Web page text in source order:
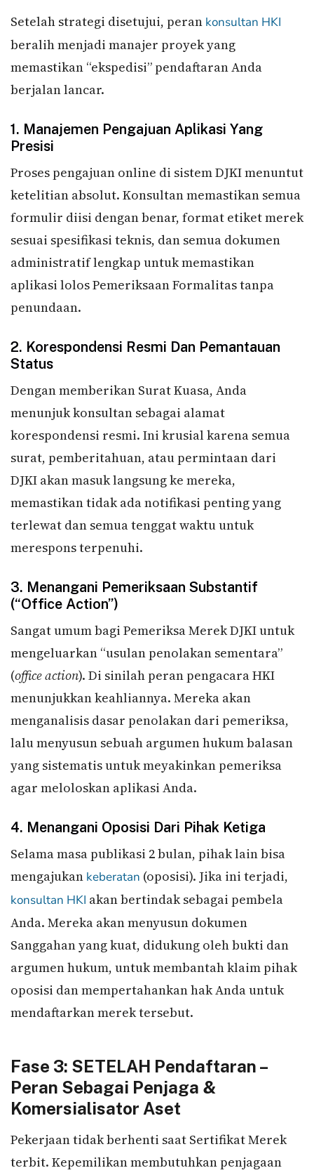
Setelah strategi disetujui, peran konsultan HKI
beralih menjadi manajer proyek yang
memastikan “ekspedisi” pendaftaran Anda
berjalan lancar.
1. Manajemen Pengajuan Aplikasi Yang
Presisi
Proses pengajuan online di sistem DJKI menuntut
ketelitian absolut. Konsultan memastikan semua
formulir diisi dengan benar, format etiket merek
sesuai spesifikasi teknis, dan semua dokumen
administratif lengkap untuk memastikan
aplikasi lolos Pemeriksaan Formalitas tanpa
penundaan.
2. Korespondensi Resmi Dan Pemantauan
Status
Dengan memberikan Surat Kuasa, Anda
menunjuk konsultan sebagai alamat
korespondensi resmi. Ini krusial karena semua
surat, pemberitahuan, atau permintaan dari
DJKI akan masuk langsung ke mereka,
memastikan tidak ada notifikasi penting yang
terlewat dan semua tenggat waktu untuk
merespons terpenuhi.
3. Menangani Pemeriksaan Substantif
(“Office Action”)
Sangat umum bagi Pemeriksa Merek DJKI untuk
mengeluarkan “usulan penolakan sementara”
(office action). Di sinilah peran pengacara HKI
menunjukkan keahliannya. Mereka akan
menganalisis dasar penolakan dari pemeriksa,
lalu menyusun sebuah argumen hukum balasan
yang sistematis untuk meyakinkan pemeriksa
agar meloloskan aplikasi Anda.
4. Menangani Oposisi Dari Pihak Ketiga
Selama masa publikasi 2 bulan, pihak lain bisa
mengajukan keberatan (oposisi). Jika ini terjadi,
konsultan HKI akan bertindak sebagai pembela
Anda. Mereka akan menyusun dokumen
Sanggahan yang kuat, didukung oleh bukti dan
argumen hukum, untuk membantah klaim pihak
oposisi dan mempertahankan hak Anda untuk
mendaftarkan merek tersebut.
Fase 3: SETELAH Pendaftaran –
Peran Sebagai Penjaga &
Komersialisator Aset
Pekerjaan tidak berhenti saat Sertifikat Merek
terbit. Kepemilikan membutuhkan penjagaan